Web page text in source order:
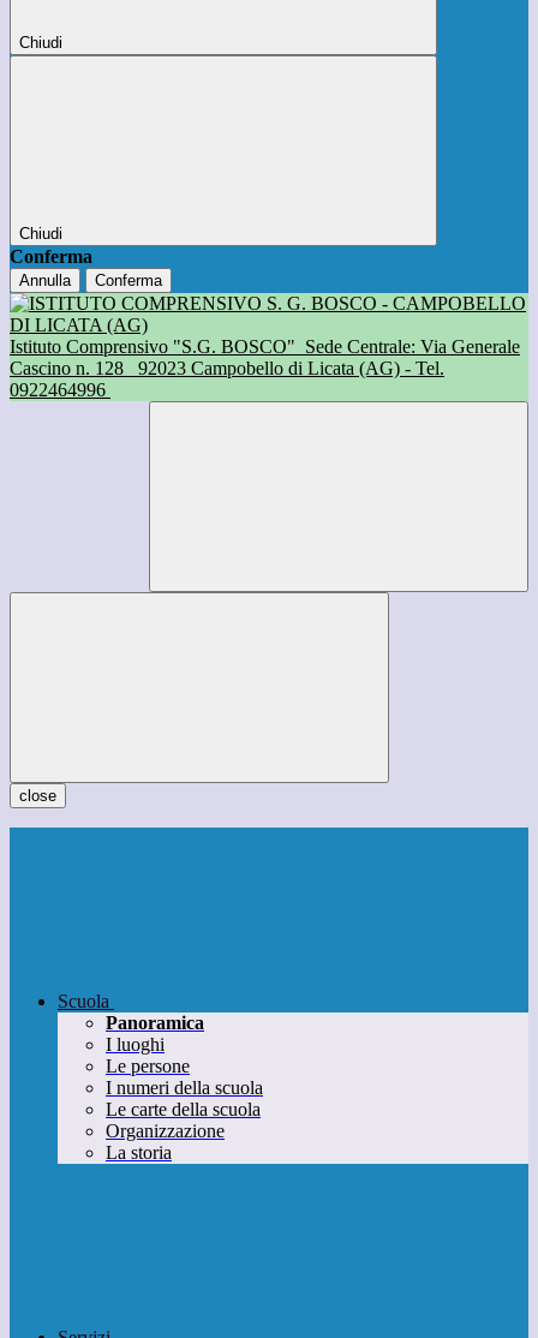
Chiudi
Chiudi
Conferma
Annulla Conferma
Istituto Comprensivo "S.G. BOSCO" Sede Centrale: Via Generale
Cascino n. 128
92023 Campobello di Licata (AG) - Tel.
0922464996
close
Scuola
Panoramica
I luoghi
Le persone
I numeri della scuola
Le carte della scuola
Organizzazione
La storia